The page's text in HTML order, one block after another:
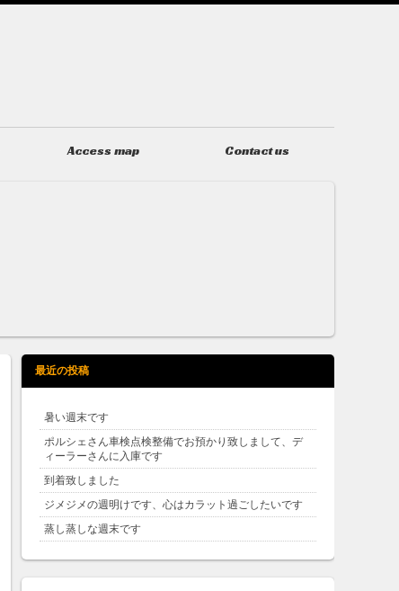
Access map Contact us
最近の投稿
暑い週末です
ポルシェさん車検点検整備でお預かり致しまして、デ
ィーラーさんに入庫です
到着致しました
ジメジメの週明けです、心はカラット過ごしたいです
蒸し蒸しな週末です